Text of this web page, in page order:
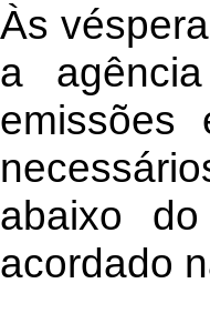
Às
a
abaixo
acordado